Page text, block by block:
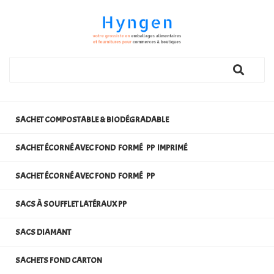
SACHET COMPOSTABLE & BIODÉGRADABLE
SACHET ÉCORNÉ AVEC FOND FORMÉ PP IMPRIMÉ
SACHET ÉCORNÉ AVEC FOND FORMÉ PP
SACS À SOUFFLET LATÉRAUX PP
SACS DIAMANT
SACHETS FOND CARTON